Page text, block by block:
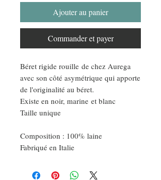
Ajouter au panier
Commander et payer
Béret rigide rouille de chez Aurega
avec son côté asymétrique qui apporte
de l'originalité au béret.
Existe en noir, marine et blanc
Taille unique
Composition : 100% laine
Fabriqué en Italie